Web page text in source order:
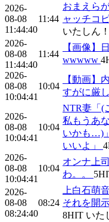
2026-
08-08
11:44:40
11:44
おまえら
ャッチコ
いたしん！
2026-
08-08
11:44:40
11:44
【画像】
wwwww 4
2026-
08-08
10:04:41
10:04
【動画】
すがに厳
2026-
08-08
10:04:41
10:04
NTR妻「(
私もうあ
いかも…)
いいよ」 4
2026-
08-08
10:04:41
10:04
オンナ上
わ。。 5
2026-
08-08
08:24:40
08:24
上白石萌
それを開
8HIT いた